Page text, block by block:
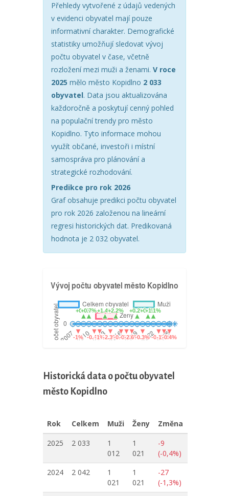
Přehledy vytvořené z údajů vedených
v evidenci obyvatel mají pouze
informativní charakter. Demografické
statistiky umožňují sledovat vývoj
počtu obyvatel v čase, včetně
rozložení mezi muži a ženami. V roce
2025 mělo město Kopidlno 2 033
obyvatel. Data jsou aktualizována
každoročně a poskytují cenný pohled
na populační trendy pro město
Kopidlno. Tyto informace mohou
využít občané, investoři i místní
samospráva pro plánování a
strategické rozhodování.
Predikce pro rok 2026
Graf obsahuje predikci počtu obyvatel
pro rok 2026 založenou na lineární
regresi historických dat. Predikovaná
hodnota je 2 032 obyvatel.
Historická data o počtu obyvatel
město Kopidlno
Rok Celkem Muži Ženy
Změna
2025
2 033
1
012
1
021
-9
(-0,4%)
2024
2 042
1
021
1
021
-27
(-1,3%)